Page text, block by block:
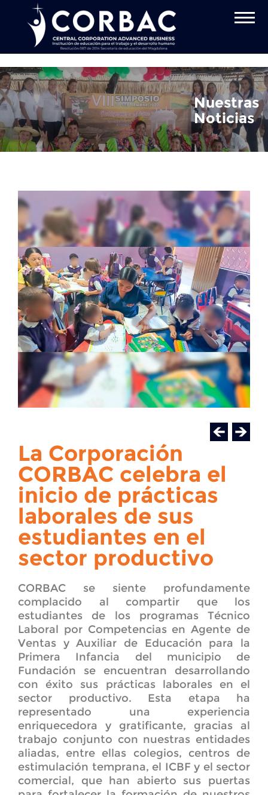
Quiénes Somos
Oferta Académica
Estudiantes
Pagos
Nuestras
Noticias
La Corporación
CORBAC celebra el
inicio de prácticas
laborales de sus
estudiantes en el
sector productivo
CORBAC se siente profundamente
complacido al compartir que los
estudiantes de los programas Técnico
Laboral por Competencias en Agente de
Ventas y Auxiliar de Educación para la
Primera Infancia del municipio de
Fundación se encuentran desarrollando
con éxito sus prácticas laborales en el
sector productivo. Esta etapa ha
representado una experiencia
enriquecedora y gratificante, gracias al
trabajo conjunto con nuestras entidades
aliadas, entre ellas colegios, centros de
estimulación temprana, el ICBF y el sector
comercial, que han abierto sus puertas